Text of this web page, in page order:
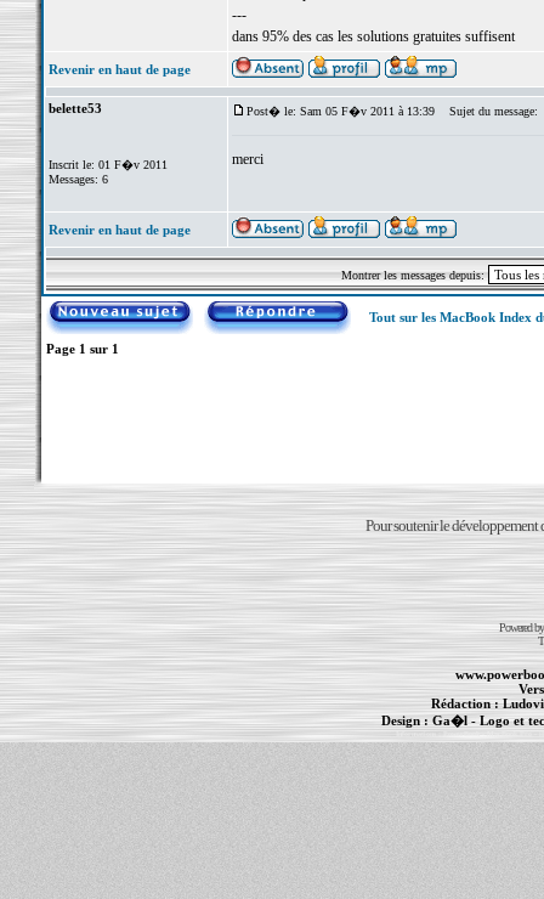
---
dans 95% des cas les solutions gratuites suffisent
Revenir en haut de page
belette53
Inscrit le: 01 F�v 2011
Messages: 6
Post� le: Sam 05 F�v 2011 à 13:39 Sujet du message:
merci
Revenir en haut de page
Montrer les messages depuis:
Tout sur les MacBook Index
Page 1 sur 1
Pour soutenir le développement
Powered
Rédaction :
Design : Ga�l - Logo et